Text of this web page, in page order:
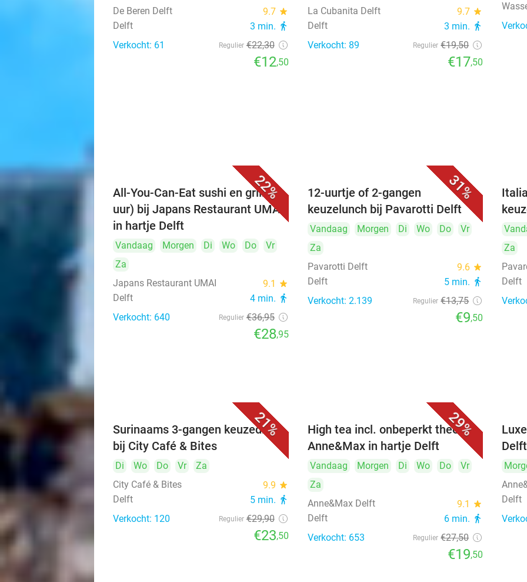
De Beren Delft
9.7 star
Delft 3 min. directions_walk
Verkocht: 61 Regulier €22,30
€12,50
La Cubanita Delft
9.7 star
Delft 3 min. directions_walk
Verkocht: 89 Regulier €19,50
€17,50
22%
All-You-Can-Eat sushi en grill (3
uur) bij Japans Restaurant UMAI
in hartje Delft
Vandaag Morgen Di Wo Do
Vr
Za
Japans Restaurant UMAI
9.1 star
Delft 4 min. directions_walk
Verkocht: 640 Regulier €36,95
€28,95
31%
12-uurtje of 2-gangen
keuzelunch bij Pavarotti Delft
Vandaag Morgen Di Wo Do
Vr
Za
Pavarotti Delft
9.6 star
Delft 5 min. directions_walk
Verkocht: 2.139 Regulier €13,75
€9,50
Za
Delft
21%
Surinaams 3-gangen keuzediner
bij City Café & Bites
Di Wo Do Vr
Za
City Café & Bites
9.9 star
Delft 5 min. directions_walk
Verkocht: 120 Regulier €29,90
€23,50
29%
High tea incl. onbeperkt thee bij
Anne&Max in hartje Delft
Vandaag Morgen Di Wo Do
Vr
Za
Anne&Max Delft
9.1 star
Delft 6 min. directions_walk
Verkocht: 653 Regulier €27,50
€19,50
Delft
Delft